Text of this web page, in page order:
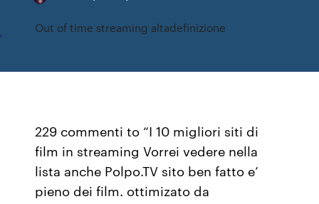
Out of time streaming altadefinizione
229 commenti to “I 10 migliori siti di
film in streaming Vorrei vedere nella
lista anche Polpo.TV sito ben fatto e’
pieno dei film. ottimizato da